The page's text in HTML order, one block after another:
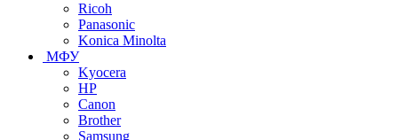
Ricoh
Panasonic
Konica Minolta
МФУ
Kyocera
HP
Canon
Brother
Samsung